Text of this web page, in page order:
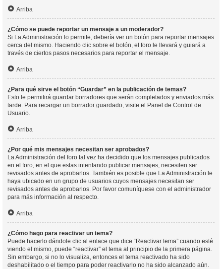
Arriba
¿Cómo se puede reportar un mensaje a un moderador?
Si La Administración lo permite, debería ver un botón para reportar mensajes
cerca del mismo. Haciendo clic sobre el botón, el foro le llevará y guiará a
través de ciertos pasos necesarios para reportar el mensaje.
Arriba
¿Para qué sirve el botón “Guardar” en la publicación de temas?
Esto le permitirá guardar borradores que serán completados y enviados más
tarde. Para recargar un borrador guardado, visite el Panel de Control de
Usuario.
Arriba
¿Por qué mis mensajes necesitan ser aprobados?
La Administración del foro tal vez ha decidido que los mensajes publicados
en el foro, en el que estas intentando publicar mensajes, necesiten ser
revisados antes de aprobarlos. También es posible que La Administración le
haya ubicado en un grupo de usuarios cuyos mensajes necesitan ser
revisados antes de aprobarlos. Por favor comuníquese con el administrador
para más información al respecto.
Arriba
¿Cómo hago para reactivar un tema?
Puede hacerlo dándole clic al enlace que dice “Reactivar tema” cuando esté
viendo el mismo, puede “reactivar” el tema al principio de la primera página.
Sin embargo, si no lo visualiza, entonces el tema reactivado ha sido
deshabilitado o el tiempo para poder reactivarlo no ha sido alcanzado aún.